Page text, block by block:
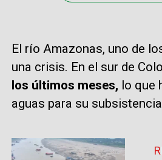
El río Amazonas, uno de
una crisis. En el sur de
los últimos meses, lo que
aguas para su